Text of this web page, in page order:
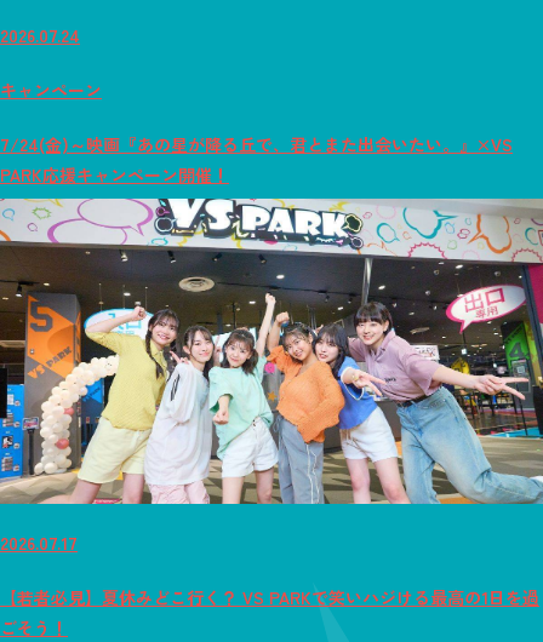
2026.07.24
キャンペーン
7/24(金)～映画『あの星が降る丘で、君とまた出会いたい。』×VS
PARK応援キャンペーン開催！
2026.07.17
【若者必見】夏休みどこ行く？ VS PARKで笑いハジける最高の1日を過
ごそう！